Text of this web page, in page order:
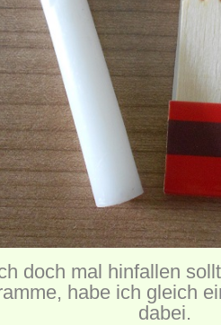
doch mal hinfallen
habe ich gleich
dabei.